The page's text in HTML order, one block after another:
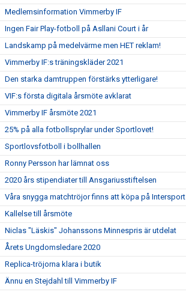
Medlemsinformation Vimmerby IF
Ingen Fair Play-fotboll på Asllani Court i år
Landskamp på medelvärme men HET reklam!
Vimmerby IF:s träningskläder 2021
Den starka damtruppen förstärks ytterligare!
VIF:s första digitala årsmöte avklarat
Vimmerby IF årsmöte 2021
25% på alla fotbollsprylar under Sportlovet!
Sportlovsfotboll i bollhallen
Ronny Persson har lämnat oss
2020 års stipendiater till Ansgariusstiftelsen
Våra snygga matchtröjor finns att köpa på Intersport
Kallelse till årsmöte
Niclas "Läskis" Johanssons Minnespris är utdelat
Årets Ungdomsledare 2020
Replica-tröjorna klara i butik
Ännu en Stejdahl till Vimmerby IF